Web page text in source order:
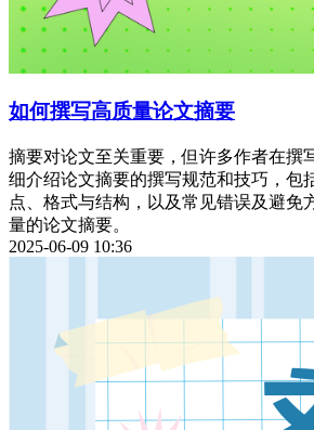
如何撰写高质量论文摘要
摘要对论文至关重要，但许多作者在撰
细介绍论文摘要的撰写规范和技巧，包
点、格式与结构，以及常见错误及避免
量的论文摘要。
2025-06-09 10:36